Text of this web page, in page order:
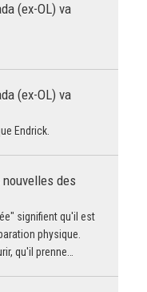
(ex-OL) va
(ex-OL) va
Endrick.
nouvelles des
signifient qu'il est
physique.
qu'il prenne…